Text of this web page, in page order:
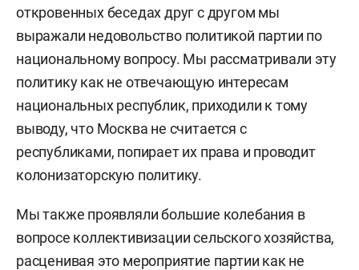
откровенных беседах друг с другом мы
выражали недовольство политикой партии по
национальному вопросу. Мы рассматривали эту
политику как не отвечающую интересам
национальных республик, приходили к тому
выводу, что Москва не считается с
республиками, попирает их права и проводит
колонизаторскую политику.
Мы также проявляли большие колебания в
вопросе коллективизации сельского хозяйства,
расценивая это мероприятие партии как не